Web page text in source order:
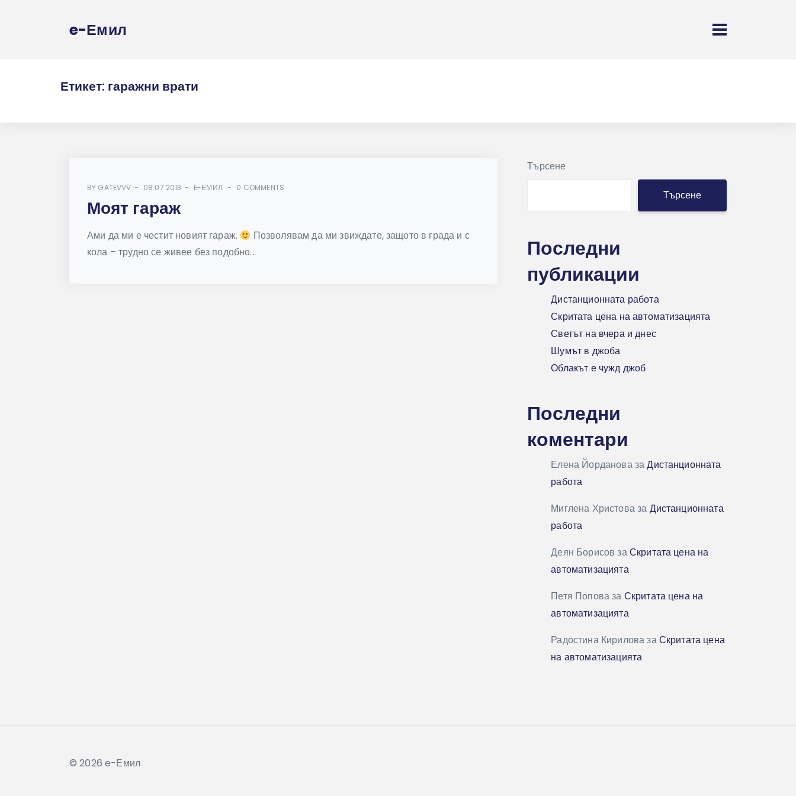
e-Емил
Етикет: гаражни врати
BY GATEVVV 08.07.2013 E-ЕМИЛ 0 COMMENTS
Моят гараж
Ами да ми е честит новият гараж.
Позволявам да ми звиждате, защото в града и с
кола – трудно се живее без подобно...
Търсене
Търсене
Последни
публикации
Дистанционната работа
Скритата цена на автоматизацията
Светът на вчера и днес
Шумът в джоба
Облакът е чужд джоб
Последни
коментари
Елена ЙордановазаДистанционната
работа
Миглена Христоваза Дистанционната
работа
Деян Борисов заСкритата цена на
автоматизацията
Петя Поповаза Скритата цена на
автоматизацията
Радостина КириловазаСкритата цена
на автоматизацията
© 2026 e-Емил